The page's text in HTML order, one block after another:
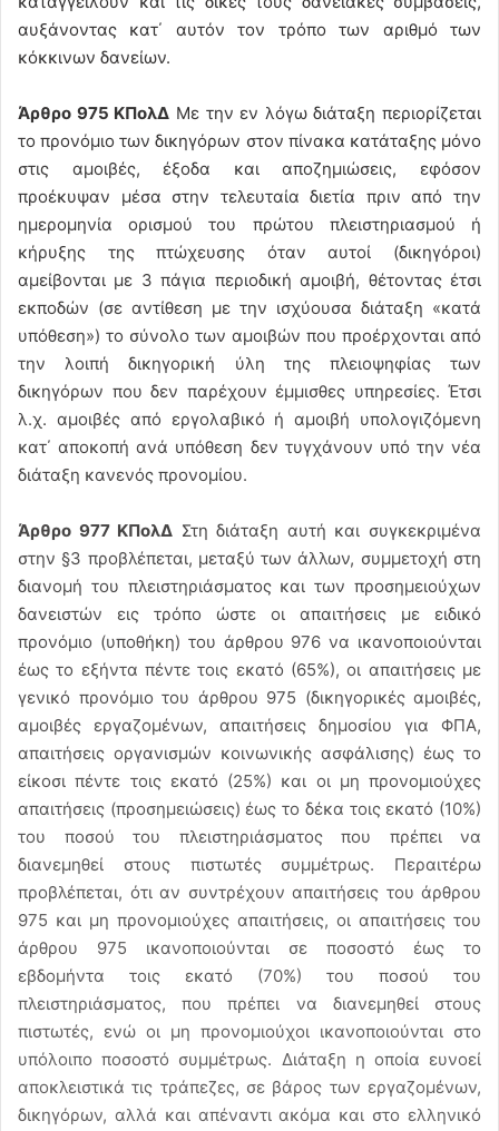
αυξάνοντας κατ΄ αυτόν τον τρόπο των αριθμό των
κόκκινων δανείων.
Άρθρο 975 ΚΠολΔ Με την εν λόγω διάταξη περιορίζεται
το προνόμιο των δικηγόρων στον πίνακα κατάταξης μόνο
στις αμοιβές, έξοδα και αποζημιώσεις, εφόσον
προέκυψαν μέσα στην τελευταία διετία πριν από την
ημερομηνία ορισμού του πρώτου πλειστηριασμού ή
κήρυξης της πτώχευσης όταν αυτοί (δικηγόροι)
αμείβονται με 3 πάγια περιοδική αμοιβή, θέτοντας έτσι
εκποδών (σε αντίθεση με την ισχύουσα διάταξη «κατά
υπόθεση») το σύνολο των αμοιβών που προέρχονται από
την λοιπή δικηγορική ύλη της πλειοψηφίας των
δικηγόρων που δεν παρέχουν έμμισθες υπηρεσίες. Έτσι
λ.χ. αμοιβές από εργολαβικό ή αμοιβή υπολογιζόμενη
κατ΄ αποκοπή ανά υπόθεση δεν τυγχάνουν υπό την νέα
διάταξη κανενός προνομίου.
Άρθρο 977 ΚΠολΔ Στη διάταξη αυτή και συγκεκριμένα
στην §3 προβλέπεται, μεταξύ των άλλων, συμμετοχή στη
διανομή του πλειστηριάσματος και των προσημειούχων
δανειστών εις τρόπο ώστε οι απαιτήσεις με ειδικό
προνόμιο (υποθήκη) του άρθρου 976 να ικανοποιούνται
έως το εξήντα πέντε τοις εκατό (65%), οι απαιτήσεις με
γενικό προνόμιο του άρθρου 975 (δικηγορικές αμοιβές,
αμοιβές εργαζομένων, απαιτήσεις δημοσίου για ΦΠΑ,
απαιτήσεις οργανισμών κοινωνικής ασφάλισης) έως το
είκοσι πέντε τοις εκατό (25%) και οι μη προνομιούχες
απαιτήσεις (προσημειώσεις) έως το δέκα τοις εκατό (10%)
του ποσού του πλειστηριάσματος που πρέπει να
διανεμηθεί στους πιστωτές συμμέτρως. Περαιτέρω
προβλέπεται, ότι αν συντρέχουν απαιτήσεις του άρθρου
975 και μη προνομιούχες απαιτήσεις, οι απαιτήσεις του
άρθρου 975 ικανοποιούνται σε ποσοστό έως το
εβδομήντα τοις εκατό (70%) του ποσού του
πλειστηριάσματος, που πρέπει να διανεμηθεί στους
πιστωτές, ενώ οι μη προνομιούχοι ικανοποιούνται στο
υπόλοιπο ποσοστό συμμέτρως. Διάταξη η οποία ευνοεί
αποκλειστικά τις τράπεζες, σε βάρος των εργαζομένων,
δικηγόρων, αλλά και απέναντι ακόμα και στο ελληνικό